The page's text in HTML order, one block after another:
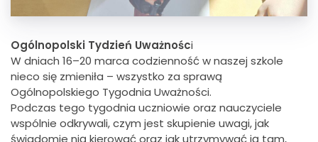
Ogólnopolski Tydzień Uważności
W dniach 16–20 marca codzienność w naszej szkole
nieco się zmieniła – wszystko za sprawą
Ogólnopolskiego Tygodnia Uważności.
Podczas tego tygodnia uczniowie oraz nauczyciele
wspólnie odkrywali, czym jest skupienie uwagi, jak
świadomie nią kierować oraz jak utrzymywać ją tam,